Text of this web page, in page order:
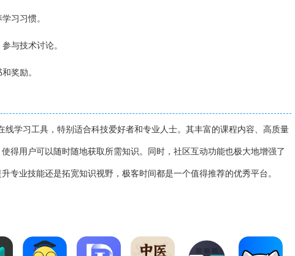
习习惯。
与技术讨论。
奖励。
线学习工具，特别适合科技爱好者和专业人士。其丰富的课程内容、高质量
得用户可以随时随地获取所需知识。同时，社区互动功能也极大地增强了
专业技能还是拓宽知识视野，极客时间都是一个值得推荐的优秀平台。